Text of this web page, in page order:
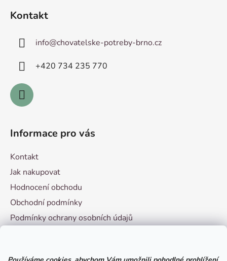
Kontakt
info@chovatelske-potreby-brno.cz
+420 ­734 235 770
Informace pro vás
Kontakt
Jak nakupovat
Hodnocení obchodu
Obchodní podmínky
Podmínky ochrany osobních údajů